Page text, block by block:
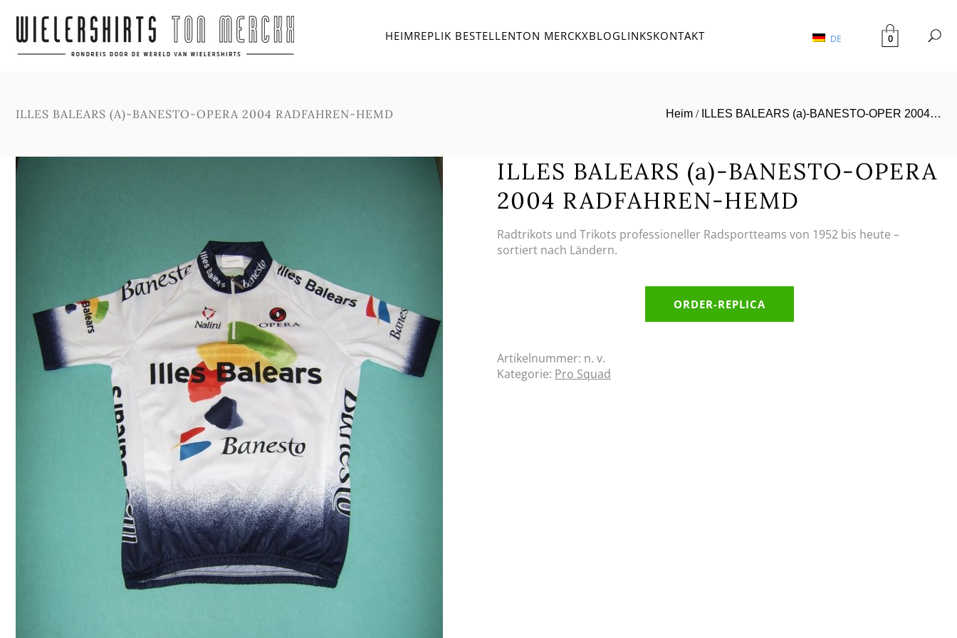
HEIMREPLIK BESTELLENTON MERCKXBLOGLINKSKONTAKT DE 0
ILLES BALEARS (A)-BANESTO-OPERA 2004 RADFAHREN-HEMD Heim / ILLES BALEARS (a)-BANESTO-OPER 2004…
ILLES BALEARS (a)-BANESTO-OPERA
2004 RADFAHREN-HEMD
Radtrikots und Trikots professioneller Radsportteams von 1952 bis heute –
sortiert nach Ländern.
ORDER-REPLICA
Artikelnummer: n. v.
Kategorie: Pro Squad